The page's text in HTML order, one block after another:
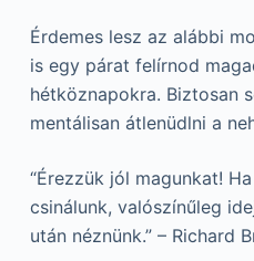
Érdemes lesz az alábbi
is egy párat felírnod
hétköznapokra. Biztosan
mentálisan átlenüdlni a
“Érezzük jól magunkat!
csinálunk, valószínűleg
után néznünk.” – Richard